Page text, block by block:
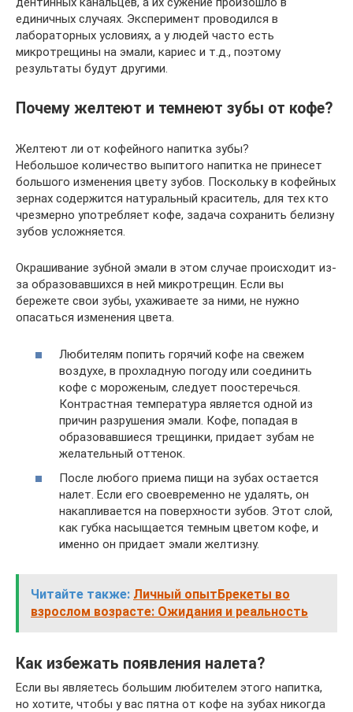
единичных случаях. Эксперимент проводился в
лабораторных условиях, а у людей часто есть
микротрещины на эмали, кариес и т.д., поэтому
результаты будут другими.
Почему желтеют и темнеют зубы от кофе?
Желтеют ли от кофейного напитка зубы?
Небольшое количество выпитого напитка не принесет
большого изменения цвету зубов. Поскольку в кофейных
зернах содержится натуральный краситель, для тех кто
чрезмерно употребляет кофе, задача сохранить белизну
зубов усложняется.
Окрашивание зубной эмали в этом случае происходит из-
за образовавшихся в ней микротрещин. Если вы
бережете свои зубы, ухаживаете за ними, не нужно
опасаться изменения цвета.
Любителям попить горячий кофе на свежем
воздухе, в прохладную погоду или соединить
кофе с мороженым, следует поостеречься.
Контрастная температура является одной из
причин разрушения эмали. Кофе, попадая в
образовавшиеся трещинки, придает зубам не
желательный оттенок.
После любого приема пищи на зубах остается
налет. Если его своевременно не удалять, он
накапливается на поверхности зубов. Этот слой,
как губка насыщается темным цветом кофе, и
именно он придает эмали желтизну.
Читайте также: Личный опытБрекеты во
взрослом возрасте: Ожидания и реальность
Как избежать появления налета?
Если вы являетесь большим любителем этого напитка,
но хотите, чтобы у вас пятна от кофе на зубах никогда